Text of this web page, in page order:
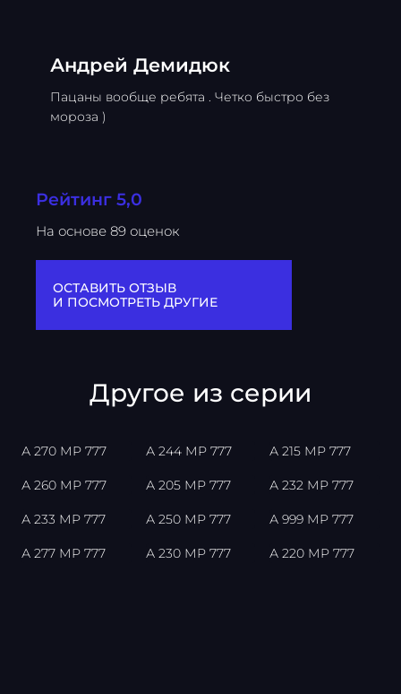
Андрей Демидюк
Пацаны вообще ребята . Четко быстро без
мороза )
Рейтинг 5,0
На основе 89 оценок
ОСТАВИТЬ ОТЗЫВ
И ПОСМОТРЕТЬ ДРУГИЕ
Другое из серии
А 270 МР 777 А 244 МР 777 А 215 МР 777
А 260 МР 777 А 205 МР 777 А 232 МР 777
А 233 МР 777 А 250 МР 777 А 999 МР 777
А 277 МР 777 А 230 МР 777 А 220 МР 777